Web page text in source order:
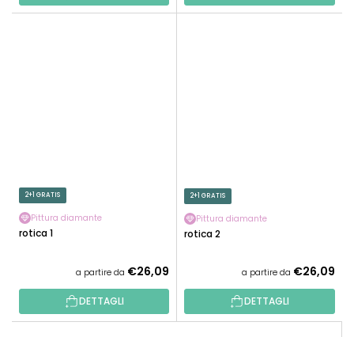
2+1 GRATIS
Pittura diamante
Erotica 1
a partire da €26,09
DETTAGLI
2+1 GRATIS
Pittura diamante
Erotica 2
a partire da €26,09
DETTAGLI